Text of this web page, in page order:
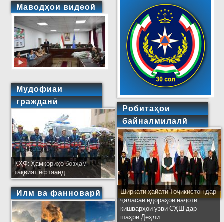
Маводҳои видеоӣ
Мудофиаи
гражданӣ
КҲФ: Ҳамкориҳо бозҳам
тақвият ёфтаанд
Илм ва фанноварӣ
Робитаҳои
байналмилалӣ
Ширкати ҳайати Тоҷикистон дар
ҷаласаи идораҳои наҷоти
кишварҳои узви СҲШ дар
шаҳри Деҳлӣ